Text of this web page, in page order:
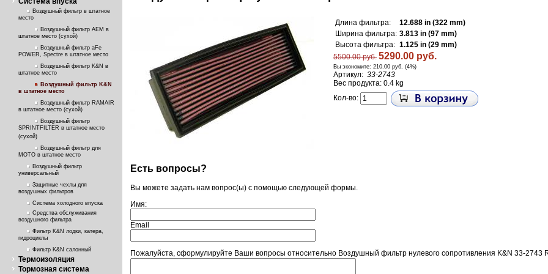
Воздушный фильтр в штатное
место
Воздушный фильтр AEM в
штатное место (сухой)
Воздушный фильтр aFe
POWER, Spectre в штатное место
Воздушный фильтр K&N в
штатное место
Воздушный фильтр K&N
в штатное место
Воздушный фильтр RAMAIR
в штатное место (сухой)
Воздушный фильтр
SPRINTFILTER в штатное место
(сухой)
Воздушный фильтр для
МОТО в штатное место
Воздушный фильтр
универсальный
Защитные чехлы для
воздушных фильтров
Система холодного впуска
Средства обслуживания
воздушного фильтра
Фильтр K&N лодки, катера,
гидроциклы
Фильтр K&N салонный
Термоизоляция
Тормозная система
Длина фильтра:
12.688 in (322 mm)
Ширина фильтра: 3.813 in (97 mm)
Высота фильтра: 1.125 in (29 mm)
5500.00 руб. 5290.00 руб.
Вы экономите: 210.00 руб. (4%)
Артикул: 33-2743
Вес продукта: 0.4 kg
Кол-во:
Есть вопросы?
Вы можете задать нам вопрос(ы) с помощью следующей формы.
Имя:
Email
Пожалуйста, сформулируйте Ваши вопросы относительно Воздушный фильтр нулевого сопротивления K&N 33-2743